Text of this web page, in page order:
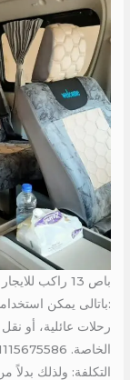
باص 13 راكب للايجار اليومي
:باتالى يمكن
رحلات عائلية، أو
الخاصة. 01115675586
التكلفة: ولذلك بدلاً